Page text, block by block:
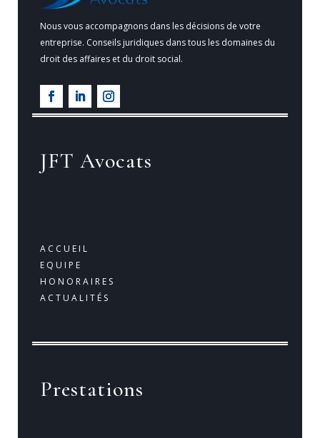
Nous vous accompagnons dans les décisions de votre
entreprise. Conseils juridiques dans tous les domaines du
droit des affaires et du droit social.
JFT Avocats
ACCUEIL
EQUIPE
HONORAIRES
ACTUALITÉS
Prestations